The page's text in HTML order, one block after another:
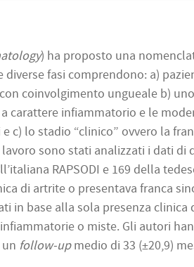
) ha proposto una
fasi comprendono: a)
coinvolgimento ungueale b) uno
carattere infiammatorio e le
c) lo stadio “clinico” ovvero la
sono stati analizzati i dati di
RAPSODI e 169 della
di artrite o presentava franca
in base alla sola presenza clinica
o miste. Gli autori
follow-upmedio di 33 (±20,9)